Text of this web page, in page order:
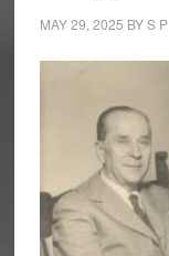
MAY 29, 2025 BYS P